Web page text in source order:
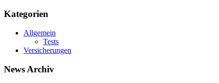
Kategorien
Allgemein
Tests
Versicherungen
News Archiv